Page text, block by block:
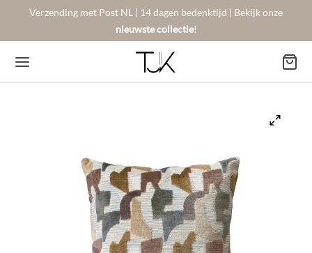
Verzending met Post NL | 14 dagen bedenktijd | Bekijk onze
nieuwste collectie!